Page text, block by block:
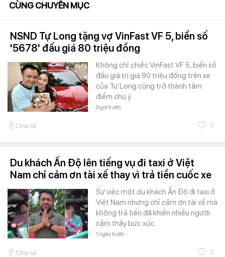
CÙNG CHUYÊN MỤC
NSND Tự Long tặng vợ VinFast VF 5, biển số
'5678' đấu giá 80 triệu đồng
Không chỉ chiếc VinFast VF 5, biển số
đấu giá trị giá 80 triệu đồng trên xe
của Tự Long cũng trở thành tâm
điểm chú ý.
9 giờ trước
Chia sẻ 0
Du khách Ấn Độ lên tiếng vụ đi taxi ở Việt
Nam chỉ cảm ơn tài xế thay vì trả tiền cuốc xe
Sự việc một du khách Ấn Độ đi taxi ở
Việt Nam nhưng chỉ cảm ơn tài xế mà
không trả tiền đã khiến nhiều người
cảm thấy bức xúc.
1 ngày trước
Chia sẻ 0